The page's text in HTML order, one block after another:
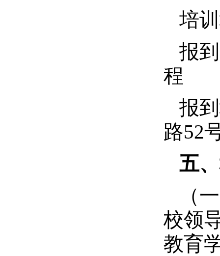
培
报
程
报
路52
五
（
校领
教育